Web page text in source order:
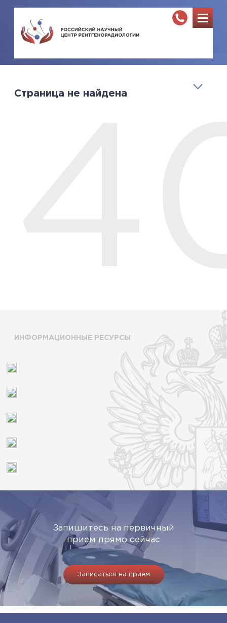
Страница не найдена
ИНФОРМАЦИОННЫЕ РЕСУРСЫ
Запишитесь на первичный
прием прямо сейчас
Записаться на прием